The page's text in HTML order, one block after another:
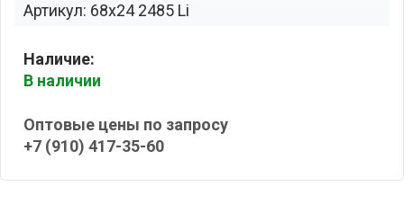
Артикул: 68x24 2485 Li
Наличие:
В наличии
Оптовые цены по запросу
+7 (910) 417-35-60